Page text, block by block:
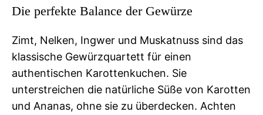
Die perfekte Balance der Gewürze
Zimt, Nelken, Ingwer und Muskatnuss sind das
klassische Gewürzquartett für einen
authentischen Karottenkuchen. Sie
unterstreichen die natürliche Süße von Karotten
und Ananas, ohne sie zu überdecken. Achten